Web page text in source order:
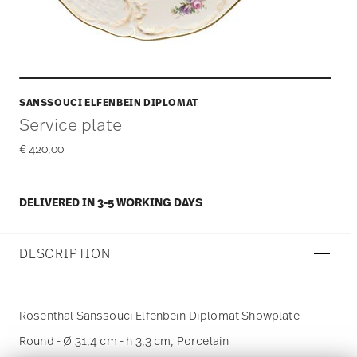
SANSSOUCI ELFENBEIN DIPLOMAT
Service plate
€ 420,00
DELIVERED IN 3-5 WORKING DAYS
DESCRIPTION
Rosenthal Sanssouci Elfenbein Diplomat Showplate -
Round - Ø 31,4 cm - h 3,3 cm, Porcelain